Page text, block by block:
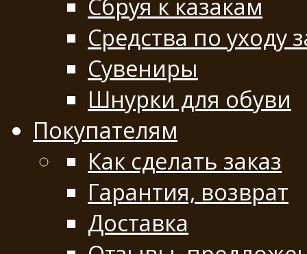
Сбруя к казакам
Средства по уходу
Сувениры
Шнурки для обуви
Покупателям
Как сделать заказ
Гарантия, возврат
Доставка